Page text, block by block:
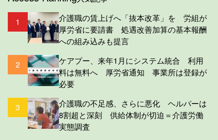
1
介護職の賃上げへ「抜本改革」を 労組が
厚労省に要請書 処遇改善加算の基本報酬
への組み込みも提言
2
ケアプー、来年1月にシステム統合 利用
料は無料へ 厚労省通知 事業所は登録が
必要
3
介護職の不足感、さらに悪化 ヘルパーは
8割超と深刻 供給体制が切迫＝介護労働
実態調査